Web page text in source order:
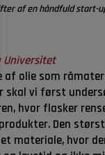
af en håndfuld start-
Universitet
olie som
vi først
hvor flasker
Den
materiale, hvor